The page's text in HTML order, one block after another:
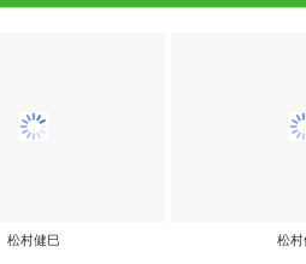
松村健巳 松村